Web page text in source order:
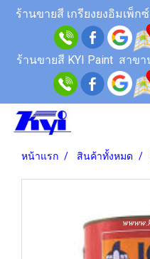
ร้านขายสี เกรียงยงอิมเพ็ก
ร้านขายสี KYI Paint สาข
หน้าแรก สินค้าทั้งหมด